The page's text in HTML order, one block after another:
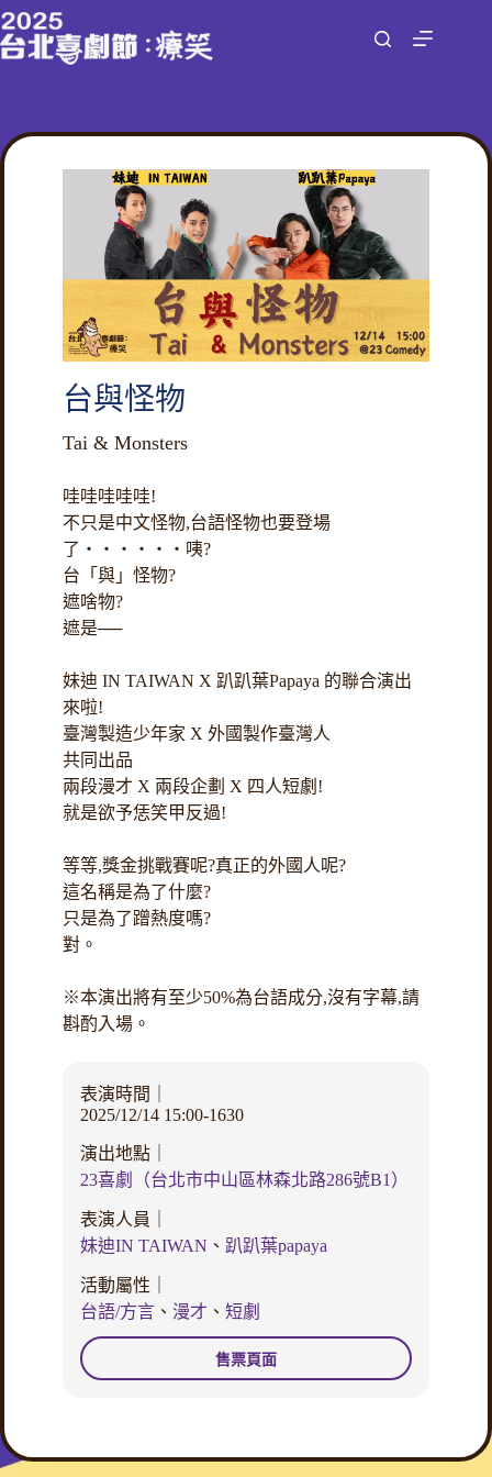
跳
至
容
台與怪物
Tai & Monsters
哇哇哇哇哇!
不只是中文怪物,台語怪物也要登場
了‧‧‧‧‧‧咦?
台「與」怪物?
遮啥物?
遮是──
妹迪 IN TAIWAN X 趴趴葉Papaya 的聯合演出
來啦!
臺灣製造少年家 X 外國製作臺灣人
共同出品
兩段漫才 X 兩段企劃 X 四人短劇!
就是欲予恁笑甲反過!
等等,獎金挑戰賽呢?真正的外國人呢?
這名稱是為了什麼?
只是為了蹭熱度嗎?
對。
※本演出將有至少50%為台語成分,沒有字幕,請
斟酌入場。
表演時間｜
2025/12/14 15:00-1630
演出地點｜
23喜劇（台北市中山區林森北路286號B1）
表演人員｜
妹迪IN TAIWAN 、 趴趴葉papaya
活動屬性｜
台語/方言、 漫才 、 短劇
售票頁面